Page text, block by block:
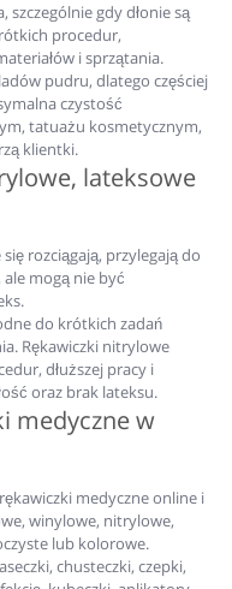
szczególnie gdy dłonie są
procedur,
i sprzątania.
pudru, dlatego częściej
czystość
tatuażu kosmetycznym,
klientki.
lateksowe
rozciągają, przylegają do
mogą nie być
do krótkich zadań
Rękawiczki nitrylowe
dłuższej pracy i
oraz brak lateksu.
medyczne w
medyczne online i
winylowe, nitrylowe,
lub kolorowe.
chusteczki, czepki,